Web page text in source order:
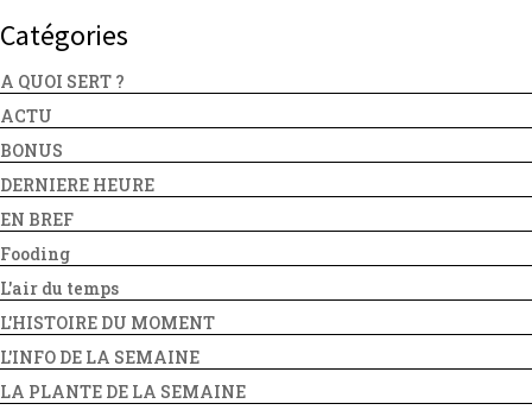
Catégories
A QUOI SERT ?
ACTU
BONUS
DERNIERE HEURE
EN BREF
Fooding
L'air du temps
L'HISTOIRE DU MOMENT
L'INFO DE LA SEMAINE
LA PLANTE DE LA SEMAINE